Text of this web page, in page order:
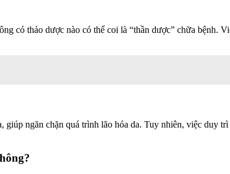
có thảo dược nào có thể coi là “thần dược” chữa bệnh.
ngăn chặn quá trình lão hóa da. Tuy nhiên, việc duy